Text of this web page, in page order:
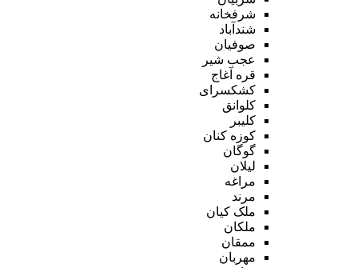
شرفخانه
شندآباد
صوفیان
عجب شیر
قره آغاج
کشکسرای
کلوانق
کلیبر
کوزه کنان
گوگان
لیلان
مراغه
مرند
ملک کیان
ملکان
ممقان
مهربان